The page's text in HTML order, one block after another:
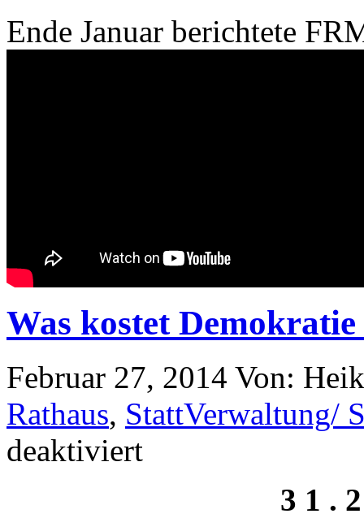
Ende Januar berichtete
Was kostet
Februar 27, 2014 Von:
Rathaus, StattVerwaltung/
deaktiviert
3 1 .